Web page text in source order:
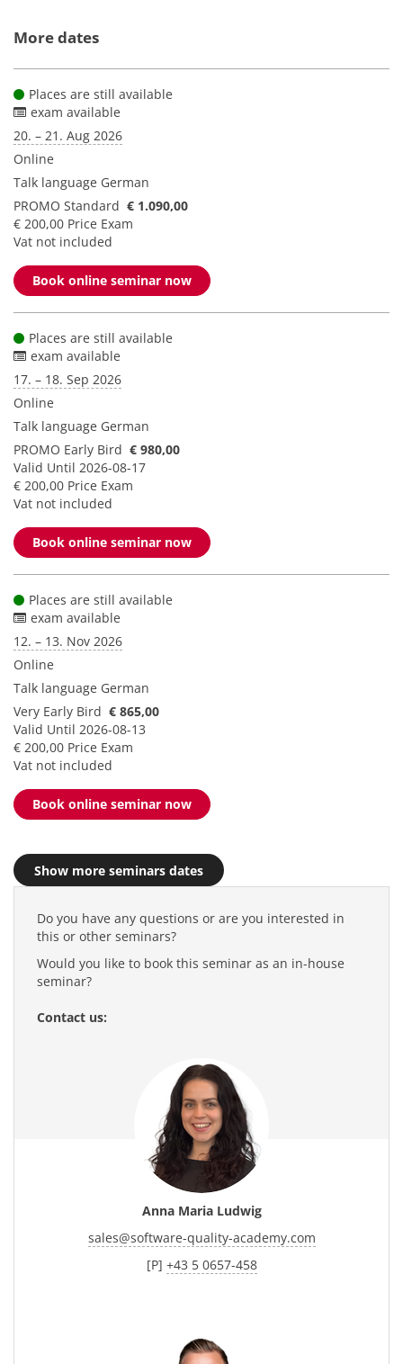
More dates
Places are still available
exam available
20. – 21. Aug 2026
Online
Talk language German
PROMO Standard € 1.090,00
€ 200,00 Price Exam
Vat not included
Book online seminar now
Places are still available
exam available
17. – 18. Sep 2026
Online
Talk language German
PROMO Early Bird € 980,00
Valid Until 2026-08-17
€ 200,00 Price Exam
Vat not included
Book online seminar now
Places are still available
exam available
12. – 13. Nov 2026
Online
Talk language German
Very Early Bird € 865,00
Valid Until 2026-08-13
€ 200,00 Price Exam
Vat not included
Book online seminar now
Show more seminars dates
Do you have any questions or are you interested in
this or other seminars?
Would you like to book this seminar as an in-house
seminar?
Contact us:
Anna Maria Ludwig
sales@software-quality-academy.com
[P] +43 5 0657-458